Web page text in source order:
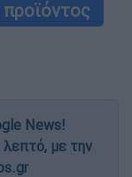
News!
λεπτό, με την